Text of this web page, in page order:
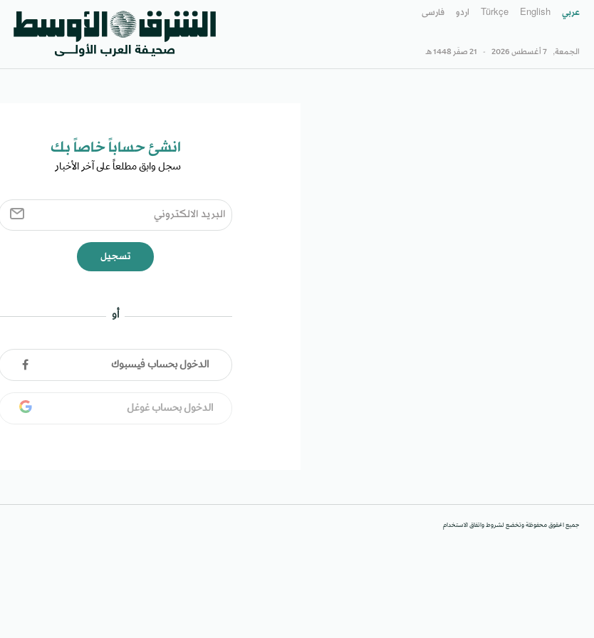
عربي English
Türkçe اردو فارسى
الجمعة, 7 أغسطس 2026 - 21 صفَر 1448 هـ
انشئ حساباً خاصاً بك​
سجل وابق مطلعاً على آخر الأخبار ​
تسجيل
أو
الدخول بحساب فيسبوك
الدخول بحساب غوغل
جميع الحقوق محفوظة وتخضع لشروط واتفاق الاستخدام